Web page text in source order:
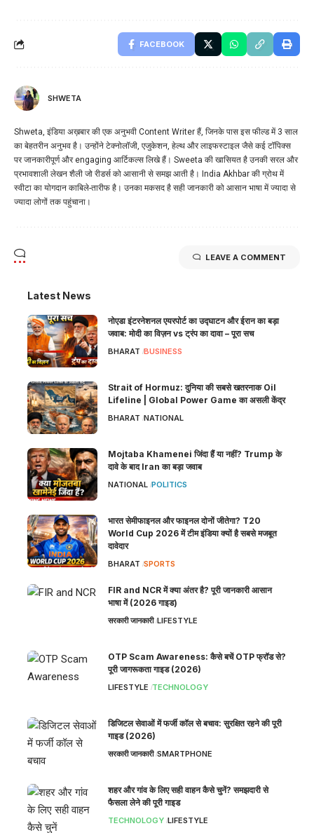
FACEBOOK
SHWETA
Shweta, इंडिया अख़बार की एक अनुभवी Content Writer हैं, जिनके पास इस फील्ड में 3 साल
का बेहतरीन अनुभव है। उन्होंने टेक्नोलॉजी, एजुकेशन, हेल्थ और लाइफस्टाइल जैसे कई टॉपिक्स
पर जानकारीपूर्ण और engaging आर्टिकल्स लिखे हैं। Sweeta की खासियत है उनकी सरल और
प्रभावशाली लेखन शैली जो रीडर्स को आसानी से समझ आती है। India Akhbar की ग्रोथ में
स्वीटा का योगदान काबिले-तारीफ है। उनका मकसद है सही जानकारी को आसान भाषा में ज्यादा से
ज्यादा लोगों तक पहुंचाना।
LEAVE A COMMENT
Latest News
नोएडा इंटरनेशनल एयरपोर्ट का उद्घाटन और ईरान का बड़ा
जवाब: मोदी का विज़न vs ट्रंप का दावा – पूरा सच
BHARAT BUSINESS
Strait of Hormuz: दुनिया की सबसे खतरनाक Oil
Lifeline | Global Power Game का असली केंद्र
BHARAT NATIONAL
Mojtaba Khamenei जिंदा हैं या नहीं? Trump के
दावे के बाद Iran का बड़ा जवाब
NATIONAL POLITICS
भारत सेमीफाइनल और फाइनल दोनों जीतेगा? T20
World Cup 2026 में टीम इंडिया क्यों है सबसे मजबूत
दावेदार
BHARAT SPORTS
FIR and NCR में क्या अंतर है? पूरी जानकारी आसान
भाषा में (2026 गाइड)
सरकारी जानकारी LIFESTYLE
OTP Scam Awareness: कैसे बचें OTP फ्रॉड से?
पूरी जागरूकता गाइड (2026)
LIFESTYLE TECHNOLOGY
डिजिटल सेवाओं में फर्जी कॉल से बचाव: सुरक्षित रहने की पूरी
गाइड (2026)
सरकारी जानकारी SMARTPHONE
शहर और गांव के लिए सही वाहन कैसे चुनें? समझदारी से
फैसला लेने की पूरी गाइड
TECHNOLOGY LIFESTYLE